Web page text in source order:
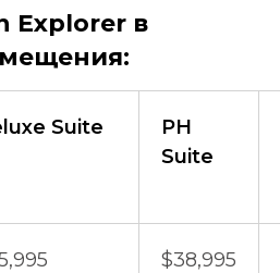
Explorer в
Suite
PH
Suite
$38,995